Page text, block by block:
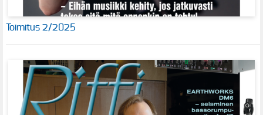
Toimitus 2/2025